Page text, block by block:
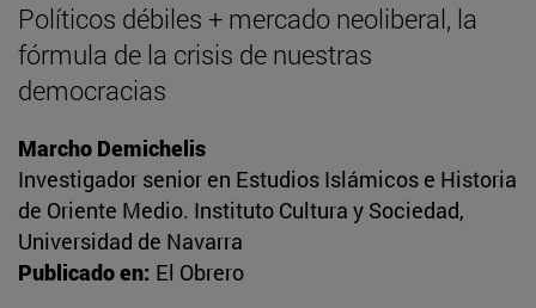
Políticos débiles + mercado neoliberal, la
fórmula de la crisis de nuestras
democracias
Marcho Demichelis
Investigador senior en Estudios Islámicos e Historia
de Oriente Medio. Instituto Cultura y Sociedad,
Universidad de Navarra
Publicado en: El Obrero